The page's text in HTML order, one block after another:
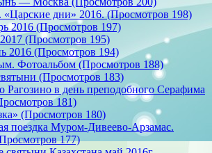
«Царские дни» 2016. (Просмотров 198)
2016 (Просмотров 197)
(Просмотров 195)
2016 (Просмотров 194)
Фотоальбом (Просмотров 188)
(Просмотров 183)
Рагозино в день преподобного Серафима
181)
(Просмотров 180)
поездка Муром-Дивеево-Арзамас.
177)